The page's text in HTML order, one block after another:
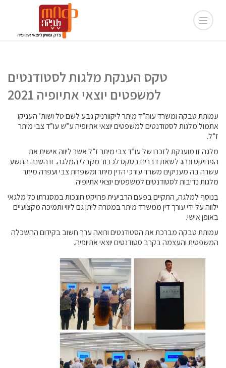
טקס הענקת מלגות לסטודנטים
למשפטים יוצאי אתיופיה 2021
עמותת טבקה ומשרד עוה”ד מיתר ליקוורניק גבע לשם טל ושות’ העניקו
אתמול מלגות לסטודנטים למשפטים יוצאי אתיופיה ע”ש עו”ד צבי מיתר
ז”ל.
מלגה זו מוענקת לזכרו של עו”ד צבי מיתר ז”ל אשר ליווה אישית את
הפרויקט ונהג לשאת דברים בטקס לכבוד מקבלי המלגה. זו השנה התשע
עשרה בה מעניקים משרד עורכי הדין מיתר ומשפחת צבי ועפרה מיתר
מלגות נדיבות לסטודנטים למשפטים יוצאי אתיופיה.
בנוסף למלגה, התקיים בפעם הרביעית פרויקט חונכות במסגרתו כל מלגאי
ילווה על ידי עורך דין ממשרד מיתר במטרה ליתן גם ליווי ותמיכה מקצועיים
באופן אישי.
עמותת טבקה מברכת את הסטודנטים ורואה ערך חשוב בקידום ההשכלה
המשפטית והעצמה בקרב סטודנטים יוצאי אתיופיה.